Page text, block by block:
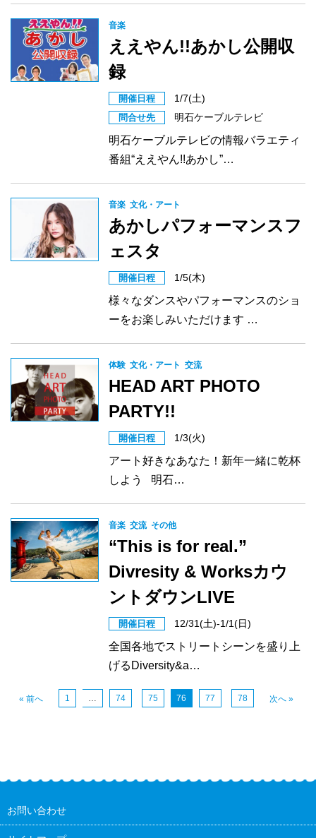
音楽
ええやん!!あかし公開収
録
開催日程 1/7(土)
問合せ先 明石ケーブルテレビ
明石ケーブルテレビの情報バラエティ
番組“ええやん!!あかし”…
音楽 文化・アート
あかしパフォーマンスフ
ェスタ
開催日程 1/5(木)
様々なダンスやパフォーマンスのショ
ーをお楽しみいただけます …
体験 文化・アート 交流
HEAD ART PHOTO
PARTY!!
開催日程 1/3(火)
アート好きなあなた！新年一緒に乾杯
しよう 明石…
音楽 交流 その他
“This is for real.”
Divresity & Worksカウ
ントダウンLIVE
開催日程 12/31(土)-1/1(日)
全国各地でストリートシーンを盛り上
げるDiversity&a…
« 前へ 1 74 75 76 77 78 次へ »
お問い合わせ